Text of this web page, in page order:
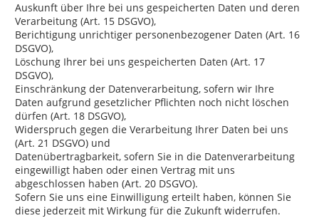
Auskunft über Ihre bei uns gespeicherten Daten und deren
Verarbeitung (Art. 15 DSGVO),
Berichtigung unrichtiger personenbezogener Daten (Art. 16
DSGVO),
Löschung Ihrer bei uns gespeicherten Daten (Art. 17
DSGVO),
Einschränkung der Datenverarbeitung, sofern wir Ihre
Daten aufgrund gesetzlicher Pflichten noch nicht löschen
dürfen (Art. 18 DSGVO),
Widerspruch gegen die Verarbeitung Ihrer Daten bei uns
(Art. 21 DSGVO) und
Datenübertragbarkeit, sofern Sie in die Datenverarbeitung
eingewilligt haben oder einen Vertrag mit uns
abgeschlossen haben (Art. 20 DSGVO).
Sofern Sie uns eine Einwilligung erteilt haben, können Sie
diese jederzeit mit Wirkung für die Zukunft widerrufen.